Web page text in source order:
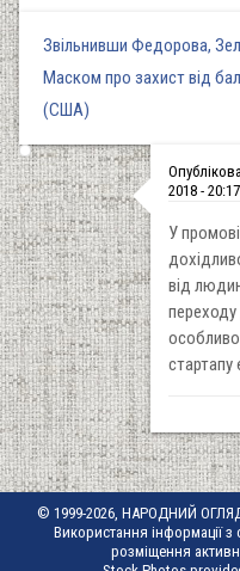
Звільнивши Федорова,
Маском про захист від
(США)
2018 - 20:17
У
від
переходу
стартапу
© 1999-2026, НАРОДНИЙ
Використання інформації з
розміщення